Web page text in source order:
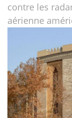
contre les
aérienne